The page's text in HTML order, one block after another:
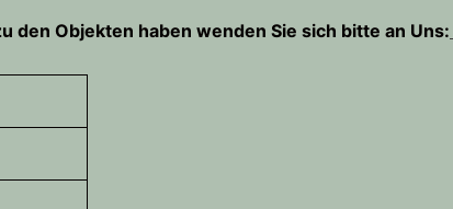
den Objekten haben wenden Sie sich bitte an Uns: